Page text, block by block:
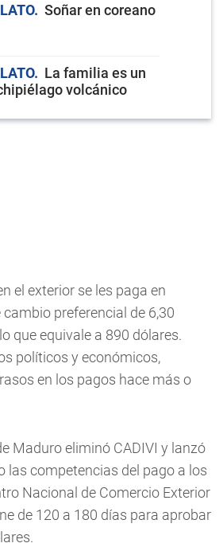
Soñar en coreano
La familia es un
volcánico
el exterior se les paga en
preferencial de 6,30
que equivale a 890 dólares.
políticos y económicos,
en los pagos hace más o
Maduro eliminó CADIVI y lanzó
las competencias del pago a los
Nacional de Comercio Exterior
de 120 a 180 días para aprobar